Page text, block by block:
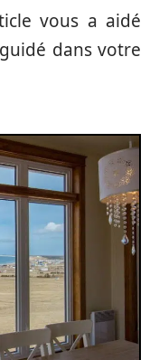
vous a aidé
dans votre